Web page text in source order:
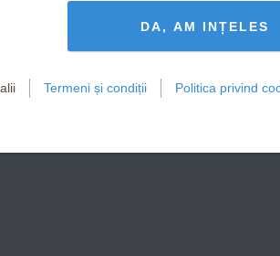
DA, AM INȚELES
Termeni și condiții Politica privind